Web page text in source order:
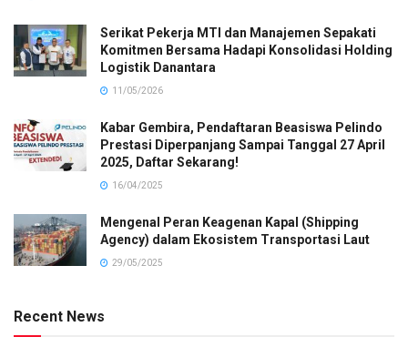
Serikat Pekerja MTI dan Manajemen Sepakati
Komitmen Bersama Hadapi Konsolidasi Holding
Logistik Danantara
11/05/2026
Kabar Gembira, Pendaftaran Beasiswa Pelindo
Prestasi Diperpanjang Sampai Tanggal 27 April
2025, Daftar Sekarang!
16/04/2025
Mengenal Peran Keagenan Kapal (Shipping
Agency) dalam Ekosistem Transportasi Laut
29/05/2025
Recent News